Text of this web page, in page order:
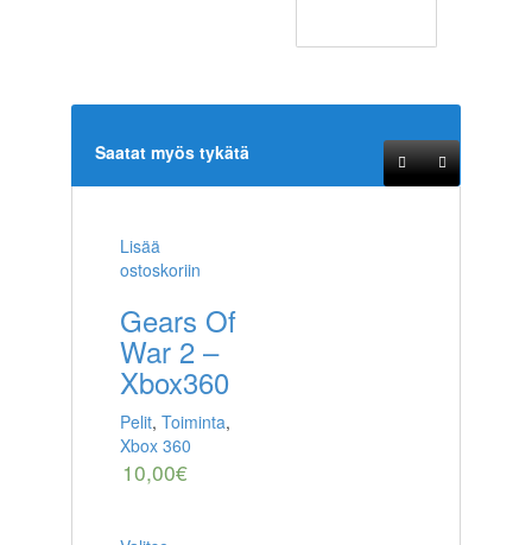
Saatat myös tykätä
Lisää
ostoskoriin
Gears Of
War 2 –
Xbox360
Pelit, Toiminta,
Xbox 360
10,00€